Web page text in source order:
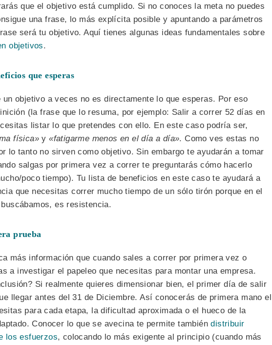
que el objetivo está cumplido. Si no conoces la meta no puedes
una frase, lo más explícita posible y apuntando a parámetros
será tu objetivo. Aquí tienes algunas ideas fundamentales sobre
objetivos.
que esperas
un objetivo a veces no es directamente lo que esperas. Por eso
(la frase que lo resuma, por ejemplo: Salir a correr 52 días en
listar lo que pretendes con ello. En este caso podría ser,
física» y«fatigarme menos en el día a día». Como ves estas no
lo tanto no sirven como objetivo. Sin embargo te ayudarán a tomar
salgas por primera vez a correr te preguntarás cómo hacerlo
poco tiempo). Tu lista de beneficios en este caso te ayudará a
que necesitas correr mucho tiempo de un sólo tirón porque en el
es resistencia.
prueba
más información que cuando sales a correr por primera vez o
a investigar el papeleo que necesitas para montar una empresa.
Si realmente quieres dimensionar bien, el primer día de salir
llegar antes del 31 de Diciembre. Así conocerás de primera mano el
para cada etapa, la dificultad aproximada o el hueco de la
Conocer lo que se avecina te permite tambiéndistribuir
los esfuerzos, colocando lo más exigente al principio (cuando más